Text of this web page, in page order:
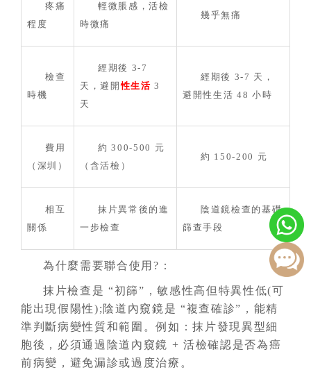
疼痛
程度
輕微脹感，活檢
時微痛
幾乎無痛
檢查
時機
經期後 3-7
天，避開性生活 3
天
經期後 3-7 天，
避開性生活 48 小時
費用
（深圳）
約 300-500 元
（含活檢）
約 150-200 元
相互
關係
抹片異常後的進
一步檢查
陰道鏡檢查的基礎
篩查手段
為什麼需要聯合使用?：
抹片檢查是 “初篩”，敏感性高但特異性低(可
能出現假陽性);陰道內窺鏡是 “複查確診”，能精
準判斷病變性質和範圍。例如：抹片發現異型細
胞後，必須通過陰道內窺鏡 + 活檢確認是否為癌
前病變，避免漏診或過度治療。